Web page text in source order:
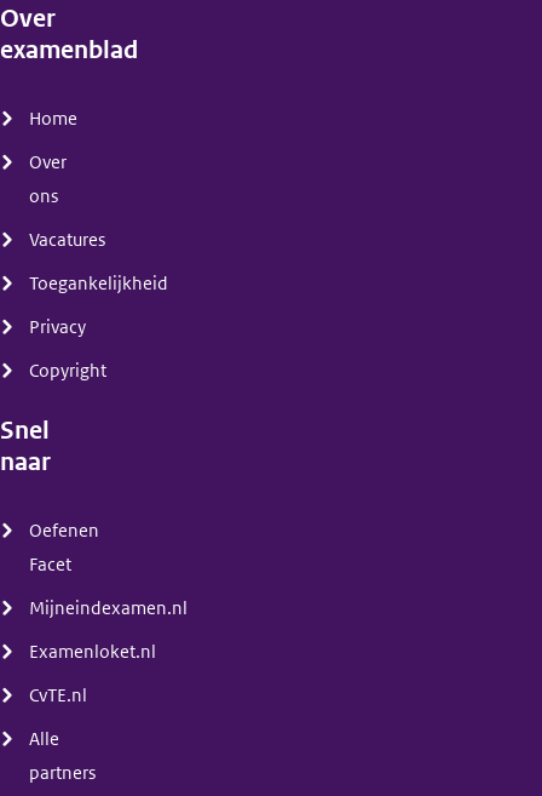
Over
examenblad
Home
Over
ons
Vacatures
Toegankelijkheid
Privacy
Copyright
Snel
naar
Oefenen
Facet
Mijneindexamen.nl
Examenloket.nl
CvTE.nl
Alle
partners